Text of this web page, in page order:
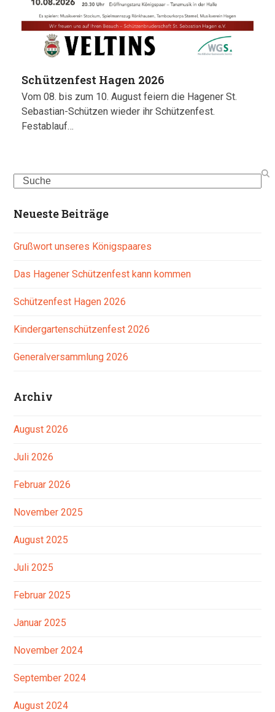
Schützenfest Hagen 2026
Vom 08. bis zum 10. August feiern die Hagener St.
Sebastian-Schützen wieder ihr Schützenfest.
Festablauf…
Search
Neueste Beiträge
Grußwort unseres Königspaares
Das Hagener Schützenfest kann kommen
Schützenfest Hagen 2026
Kindergartenschützenfest 2026
Generalversammlung 2026
Archiv
August 2026
Juli 2026
Februar 2026
November 2025
August 2025
Juli 2025
Februar 2025
Januar 2025
November 2024
September 2024
August 2024